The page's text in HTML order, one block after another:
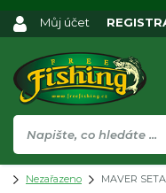
Můj účet
Nezařazeno MAVER